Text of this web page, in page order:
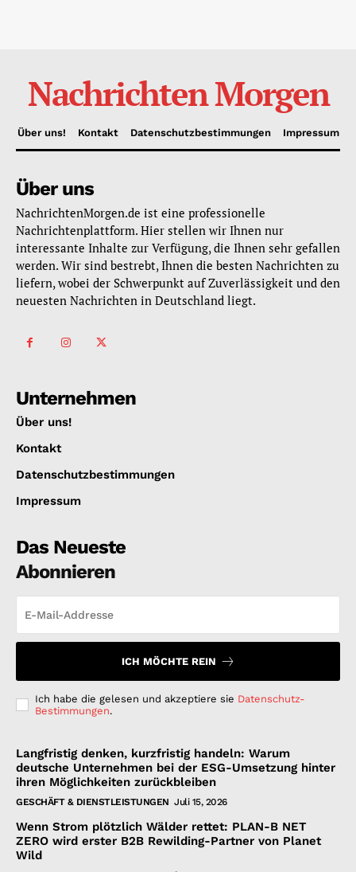
Nachrichten Morgen
Über uns! Kontakt Datenschutzbestimmungen Impressum
Über uns
NachrichtenMorgen.de ist eine professionelle
Nachrichtenplattform. Hier stellen wir Ihnen nur
interessante Inhalte zur Verfügung, die Ihnen sehr gefallen
werden. Wir sind bestrebt, Ihnen die besten Nachrichten zu
liefern, wobei der Schwerpunkt auf Zuverlässigkeit und den
neuesten Nachrichten in Deutschland liegt.
Unternehmen
Über uns!
Kontakt
Datenschutzbestimmungen
Impressum
Das Neueste
Abonnieren
ICH MÖCHTE REIN
Ich habe die gelesen und akzeptiere sie Datenschutz-
Bestimmungen.
Langfristig denken, kurzfristig handeln: Warum
deutsche Unternehmen bei der ESG-Umsetzung hinter
ihren Möglichkeiten zurückbleiben
GESCHÄFT & DIENSTLEISTUNGEN Juli 15, 2026
Wenn Strom plötzlich Wälder rettet: PLAN-B NET
ZERO wird erster B2B Rewilding-Partner von Planet
Wild